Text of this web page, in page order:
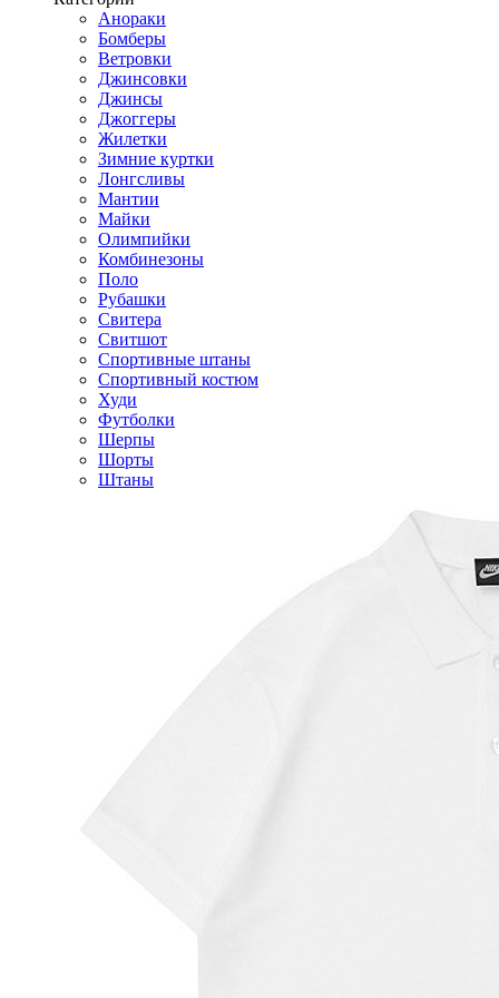
Анораки
Бомберы
Ветровки
Джинсовки
Джинсы
Джоггеры
Жилетки
Зимние куртки
Лонгсливы
Мантии
Майки
Олимпийки
Комбинезоны
Поло
Рубашки
Свитера
Свитшот
Спортивные штаны
Спортивный костюм
Худи
Футболки
Шерпы
Шорты
Штаны